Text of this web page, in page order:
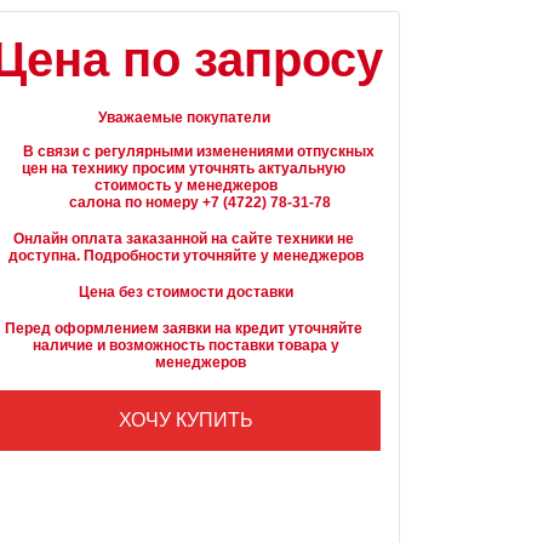
по запросу
Уважаемые покупатели
цен на технику просим уточнять актуальную
стоимость у менеджеров
Онлайн оплата заказанной на сайте техники не
доступна. Подробности уточняйте у менеджеров
Цена без стоимости доставки
Перед оформлением заявки на кредит уточняйте
наличие и возможность поставки товара у
        менеджеров
ХОЧУ КУПИТЬ